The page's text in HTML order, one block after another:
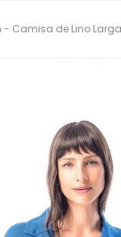
- Camisa de Lino